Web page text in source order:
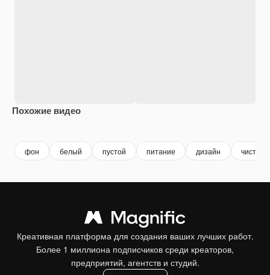
Похожие видео
фон белый пустой питание дизайн чистый
Креативная платформа для создания ваших лучших работ.
Более 1 миллиона подписчиков среди креаторов,
предприятий, агентств и студий.